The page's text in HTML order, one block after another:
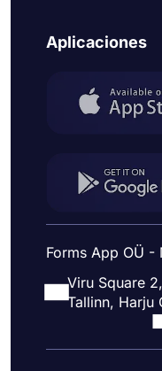
Aplicaciones
Forms App OÜ -
Viru Square
Tallinn, Harju